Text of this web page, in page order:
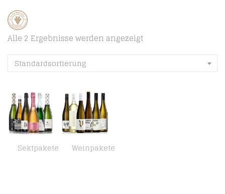
Alle 2 Ergebnisse werden angezeigt
Standardsortierung
Sektpakete Weinpakete